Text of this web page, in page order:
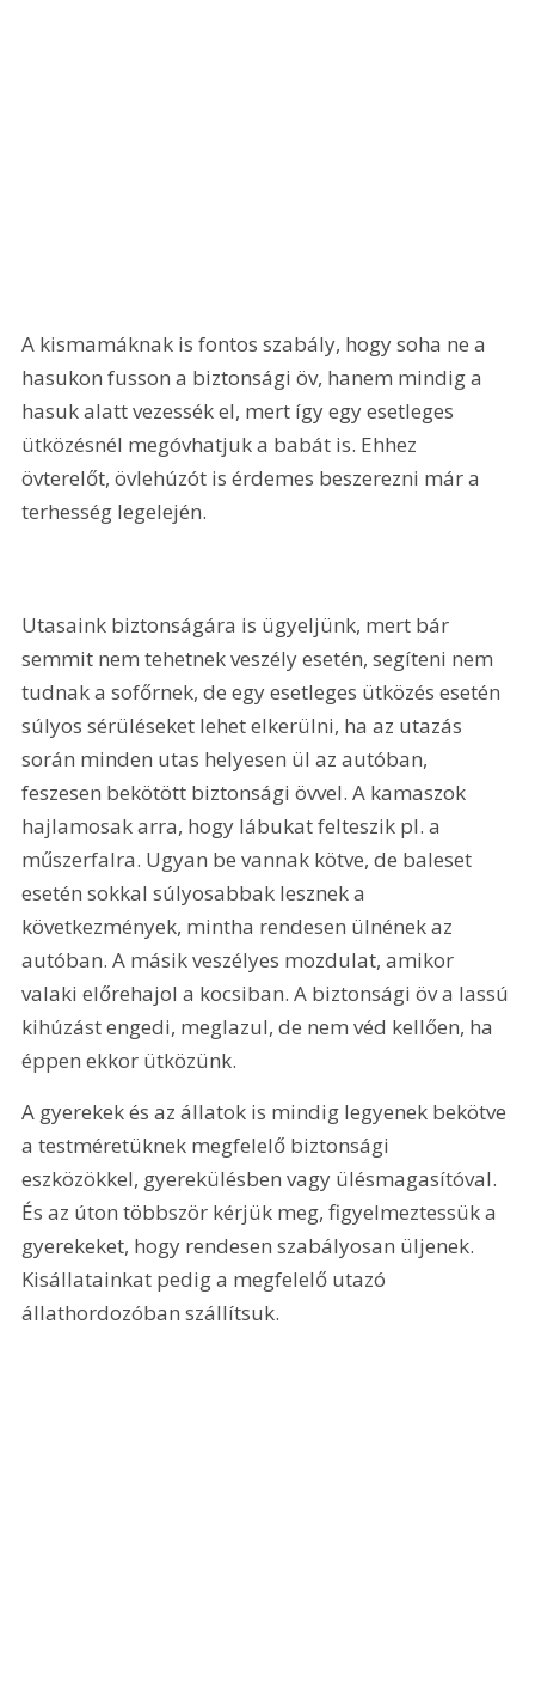
A kismamáknak is fontos szabály, hogy soha ne a
hasukon fusson a biztonsági öv, hanem mindig a
hasuk alatt vezessék el, mert így egy esetleges
ütközésnél megóvhatjuk a babát is. Ehhez
övterelőt, övlehúzót is érdemes beszerezni már a
terhesség legelején.
Utasaink biztonságára is ügyeljünk, mert bár
semmit nem tehetnek veszély esetén, segíteni nem
tudnak a sofőrnek, de egy esetleges ütközés esetén
súlyos sérüléseket lehet elkerülni, ha az utazás
során minden utas helyesen ül az autóban,
feszesen bekötött biztonsági övvel. A kamaszok
hajlamosak arra, hogy lábukat felteszik pl. a
műszerfalra. Ugyan be vannak kötve, de baleset
esetén sokkal súlyosabbak lesznek a
következmények, mintha rendesen ülnének az
autóban. A másik veszélyes mozdulat, amikor
valaki előrehajol a kocsiban. A biztonsági öv a lassú
kihúzást engedi, meglazul, de nem véd kellően, ha
éppen ekkor ütközünk.
A gyerekek és az állatok is mindig legyenek bekötve
a testméretüknek megfelelő biztonsági
eszközökkel, gyerekülésben vagy ülésmagasítóval.
És az úton többször kérjük meg, figyelmeztessük a
gyerekeket, hogy rendesen szabályosan üljenek.
Kisállatainkat pedig a megfelelő utazó
állathordozóban szállítsuk.